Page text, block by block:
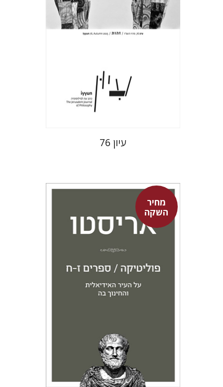
הנחת אתר ספר מודפס
$35
$32
עיון 76
מחיר
השקה
אריסטו
עמית ברץ
מחיר השקה
$31
$22